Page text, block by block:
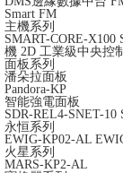
Smart FM
主機系列
SMART-CORE-X100
機 2D 工業級中央控
面板系列
潘朵拉面板
Pandora-KP
智能強電面板
SDR-REL4-SNET-10
永恒系列
EWIG-KP02-AL
火星系列
MARS-KP2-AL